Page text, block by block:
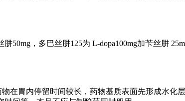
50mg，多巴丝肼125为 L-dopa100mg加苄丝肼
在胃内停留时间较长，药物基质表面先形成水化